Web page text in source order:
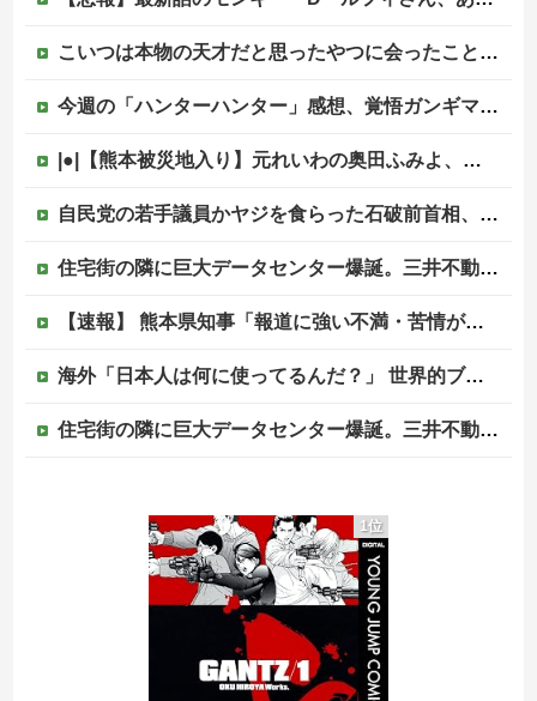
こいつは本物の天才だと思ったやつに会ったことある？
今週の「ハンターハンター」感想、覚悟ガンギマリのベンジャミン王子、好感度がストップ高すぎる。もうこいつが王でいいだろｗｗ【417話】
|●|【熊本被災地入り】元れいわの奥田ふみよ、参議院防災服でお食事楽しむ写真投稿「同席者は笑顔にサムズアップ」
自民党の若手議員かヤジを食らった石破前首相、「本当に見識のある人に当選期数の若い人がやじるなんて」と不満たらたらな様子を見せて……他
住宅街の隣に巨大データセンター爆誕。三井不動産「排熱？低周波音？データはまだ出せません」住民ブチギレ
【速報】 熊本県知事「報道に強い不満・苦情が寄せられている」→TBSの報道特集がまさにそれな件
海外「日本人は何に使ってるんだ？」 世界的ブームの日本の食品、買ってみたものの使い道が分からない外国人が続出
住宅街の隣に巨大データセンター爆誕。三井不動産「排熱？低周波音？データはまだ出せません」住民ブチギレ
武田信玄と上杉謙信はどっちが格上なのか
【米国】「泣き言やめて仕事見つけろ。ラーメンを食え」議員らの投稿にバンス氏が猛反発…ブリトーの価格めぐる議論、共和党の内戦に発展
【疑問】ほんまに！？被災者には10万円貸付...
1位